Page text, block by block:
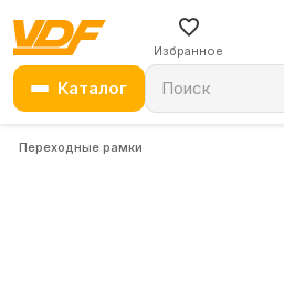
Избранное
Каталог Поиск
Переходные рамки